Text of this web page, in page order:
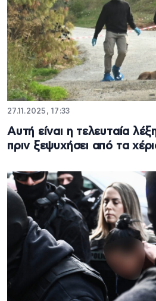
27.11.2025, 17:33
Αυτή είναι η τελευταία
πριν ξεψυχήσει από τα